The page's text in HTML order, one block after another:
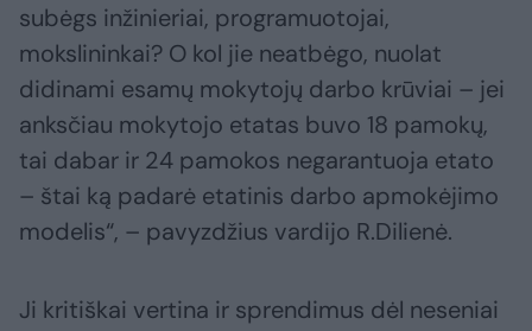
subėgs inžinieriai, programuotojai,
mokslininkai? O kol jie neatbėgo, nuolat
didinami esamų mokytojų darbo krūviai – jei
anksčiau mokytojo etatas buvo 18 pamokų,
tai dabar ir 24 pamokos negarantuoja etato
– štai ką padarė etatinis darbo apmokėjimo
modelis“, – pavyzdžius vardijo R.Dilienė.
Ji kritiškai vertina ir sprendimus dėl neseniai